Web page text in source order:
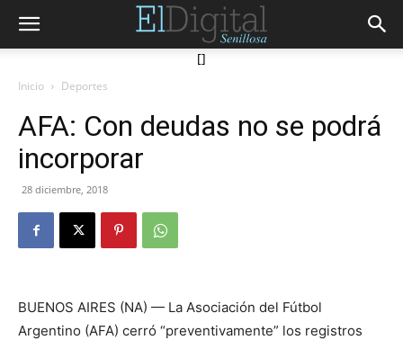
[]
Inicio Deportes
AFA: Con deudas no se podrá
incorporar
28 diciembre, 2018
BUENOS AIRES (NA) — La Asociación del Fútbol
Argentino (AFA) cerró “preventivamente” los registros